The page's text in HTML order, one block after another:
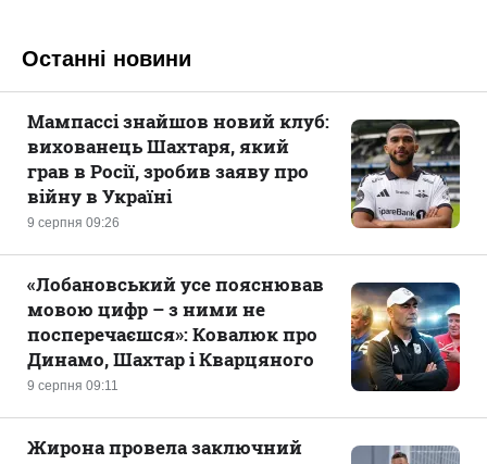
Останні новини
9 серпня 09:26
Мампассі знайшов новий клуб:
вихованець Шахтаря, який
грав в Росії, зробив заяву про
війну в Україні
9 серпня 09:11
«Лобановський усе пояснював
мовою цифр – з ними не
посперечаєшся»: Ковалюк про
Динамо, Шахтар і Кварцяного
Жирона провела заключний